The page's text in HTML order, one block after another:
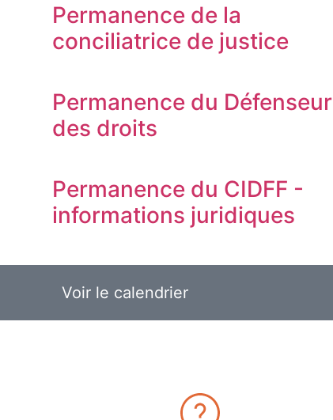
Permanence de la
conciliatrice de justice
Permanence du Défenseur
des droits
Permanence du CIDFF -
informations juridiques
Voir le calendrier